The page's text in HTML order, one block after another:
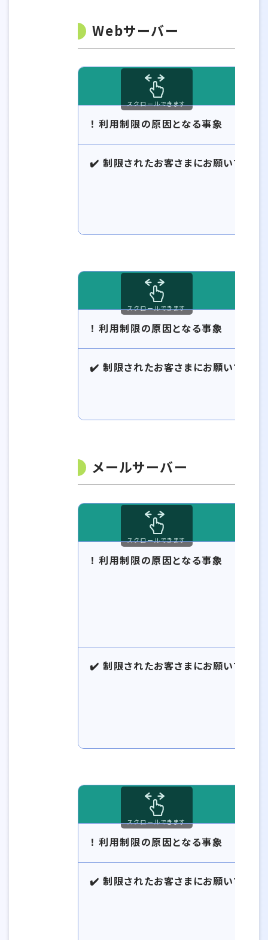
Webサーバー
！ 利用制限の原因となる事象
✔️ 制限されたお客さまにお願いする対
スクロールできます
！ 利用制限の原因となる事象
✔️ 制限されたお客さまにお願いする対
スクロールできます
メールサーバー
！ 利用制限の原因となる事象
✔️ 制限されたお客さまにお願いする対
スクロールできます
！ 利用制限の原因となる事象
✔️ 制限されたお客さまにお願いする対
スクロールできます